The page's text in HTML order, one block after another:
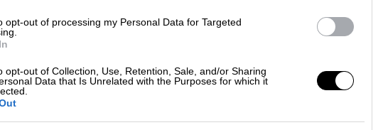
opt-out of processing my Personal Data for Targeted
opt-out of Collection, Use, Retention, Sale, and/or Sharing
Data that Is Unrelated with the Purposes for which it
Festival συνεχίζεται με ακόμη δύο
συγκεντρώνοντας
δεκάδες pop-up μαγαζιά
την Κορέα, το Μεξικό, τη Νιγηρία, την
Πολιτείες, την Ελλάδα και πολλές